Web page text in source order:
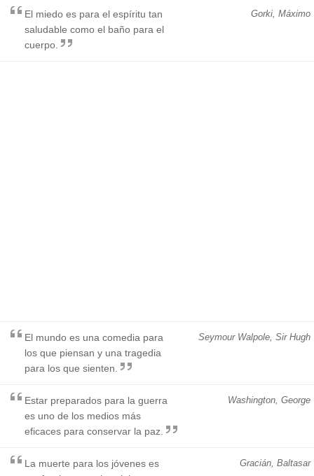
Gorki, Máximo
El miedo es para el espíritu tan
saludable como el baño para el
cuerpo.
Seymour Walpole, Sir Hugh
El mundo es una comedia para
los que piensan y una tragedia
para los que sienten.
Washington, George
Estar preparados para la guerra
es uno de los medios más
eficaces para conservar la paz.
Gracián, Baltasar
La muerte para los jóvenes es